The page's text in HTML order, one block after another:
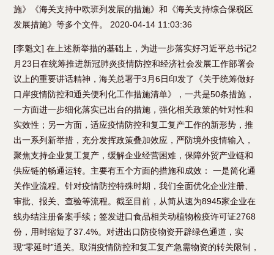
施》《海关支持中欧班列发展的措施》和《海关支持综合保税区
发展措施》等多个文件。 2020-04-14 11:03:36
[李魁文] 在上述新举措的基础上，为进一步落实好习近平总书记2
月23日在统筹推进新冠肺炎疫情防控和经济社会发展工作部署会
议上的重要讲话精神，海关总署于3月6日印发了《关于统筹做好
口岸疫情防控和通关便利化工作措施清单》，一共是50条措施，
一方面进一步细化落实已出台的措施，强化相关政策的针对性和
实效性；另一方面，适应疫情防控和复工复产工作的新形势，推
出一系列新举措，充分发挥政策叠加效应，严防境外疫情输入，
聚焦支持企业复工复产，缓解企业经营困难，保障外贸产业链和
供应链的畅通运转。主要有五个方面的措施和成效： 一是简化通
关作业流程。针对疫情防控特殊时期，我们全面优化企业注册、
审批、报关、查验等流程。截至目前，从简从速为8945家企业在
线办结注册备案手续；签发进口食品相关动植物检疫许可证2768
份，用时缩短了37.4%。对进出口防疫物资开辟绿色通道，实
现“零延时”通关。取消疫情防控和复工复产急需物资的转关限制，